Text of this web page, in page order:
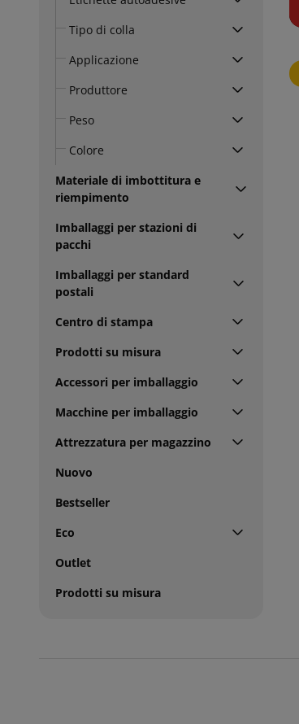
Tipo di colla
Applicazione
Produttore
Peso
Colore
Materiale di imbottitura e
riempimento
Imballaggi per stazioni di
pacchi
Imballaggi per standard
postali
Centro di stampa
Prodotti su misura
Accessori per imballaggio
Macchine per imballaggio
Attrezzatura per magazzino
Nuovo
Bestseller
Eco
Outlet
Prodotti su misura